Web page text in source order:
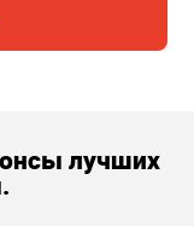
лучших